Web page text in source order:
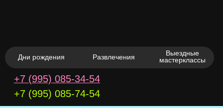
+7 (995) 085‑34‑54
+7 (995) 085-74-54